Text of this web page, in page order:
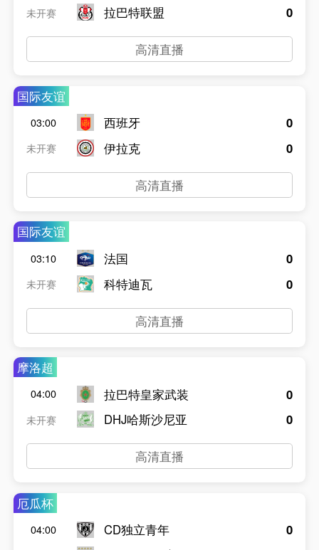
未开赛
拉巴特联盟
0
高清直播
国际友谊
03:00
未开赛
西班牙
伊拉克
0
0
高清直播
国际友谊
03:10
未开赛
法国
科特迪瓦
0
0
高清直播
摩洛超
04:00
未开赛
拉巴特皇家武装
DHJ哈斯沙尼亚
0
0
高清直播
厄瓜杯
04:00
CD独立青年
0